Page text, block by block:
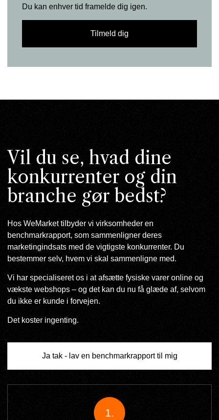
Du kan enhver tid framelde dig igen.
Vil du se, hvad dine
konkurrenter og din
branche gør bedst?
Hos WeMarket tilbyder vi virksomheder en
benchmarkrapport, som sammenligner deres
marketingindsats med de vigtigste konkurrenter. Du
bestemmer selv, hvem vi skal sammenligne med.
Vi har specialiseret os i at afsætte fysiske varer online og
vækste webshops – og det kan du nu få glæde af, selvom
du ikke er kunde i forvejen.
Det koster ingenting.
Ja tak - lav en benchmarkrapport til mig
1.